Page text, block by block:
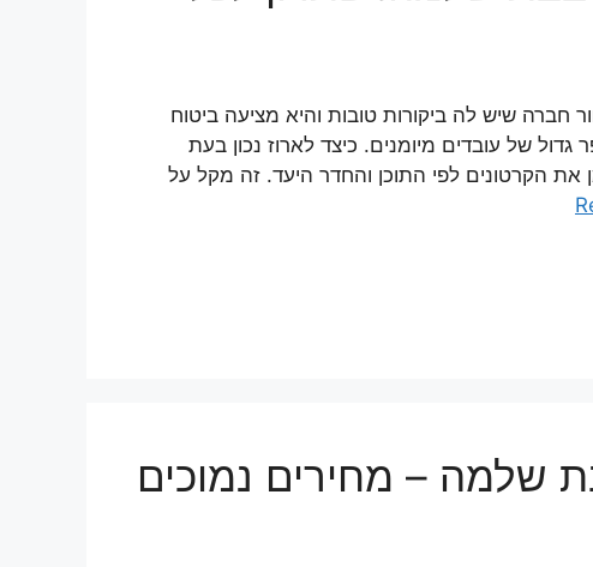
שיש לה ביקורות טובות והיא מציעה ביטוח
של עובדים מיומנים. כיצד לארוז נכון בעת
הקרטונים לפי התוכן והחדר היעד. זה מקל על
שלמה – מחירים נמוכים